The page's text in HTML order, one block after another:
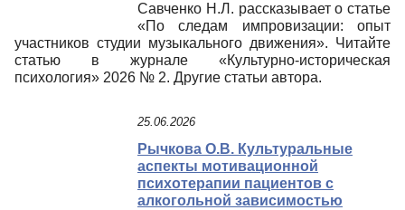
Савченко Н.Л. рассказывает о статье
«По следам импровизации: опыт
участников студии музыкального движения». Читайте
статью в журнале «Культурно-историческая
психология» 2026 № 2. Другие статьи автора.
25.06.2026
Рычкова О.В. Культуральные
аспекты мотивационной
психотерапии пациентов с
алкогольной зависимостью